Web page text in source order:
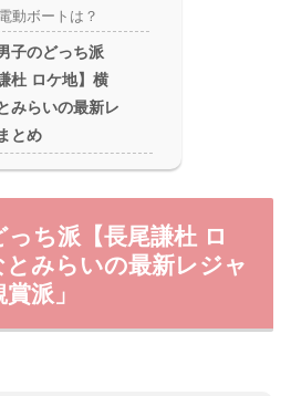
動ボートは？
子のどっち派
杜 ロケ地】横
みらいの最新レ
とめ
ち派【長尾謙杜 ロ
みらいの最新レジャ
派」